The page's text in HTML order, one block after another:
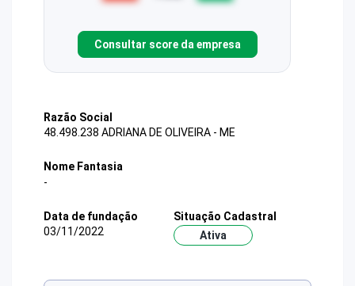
Consultar score da empresa
Razão Social
48.498.238 ADRIANA DE OLIVEIRA - ME
Nome Fantasia
-
Data de fundação
03/11/2022
Situação Cadastral
Ativa